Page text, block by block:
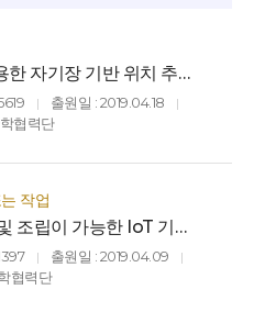
한 자기장 기반 위치 추정
법(DEVICE AND
BASED
| 출원일 : 2019.04.18 |
협력단
작업
조립이 가능한 IoT 기반
스템(IoT-based
system for
according to
| 출원일 : 2019.04.09 |
협력단